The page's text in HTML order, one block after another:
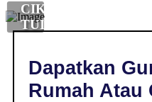
CIKGU
TUISYEN
Dapatkan
Rumah Atau